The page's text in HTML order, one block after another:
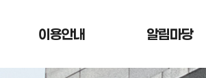
이용안내 알림마당